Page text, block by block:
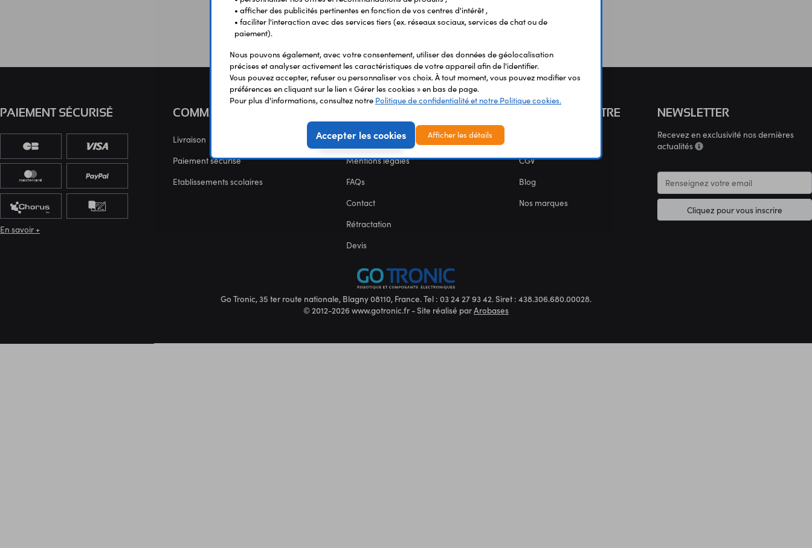
COMMANDE
Livraison
Paiement sécurisé
Etablissements scolaires
Carte des fablabs
Mentions légales
FAQs
Contact
Rétractation
Devis
NOUS CONNAÎTRE
CGV
Blog
Nos marques
NEWSLETTER
Recevez en exclusivité nos dernières
actualités
Cliquez pour vous inscrire
PAIEMENT SÉCURISÉ
En savoir +
Go Tronic, 35 ter route nationale, Blagny 08110, France. Tel : 03 24 27 93 42. Siret : 438.306.680.00028.
© 2012-2026 www.gotronic.fr - Site réalisé parArobases
• afficher des publicités pertinentes en fonction de vos centres d'intérêt ,
• faciliter l'interaction avec des services tiers (ex. réseaux sociaux, services de chat ou de
paiement).
Nous pouvons également, avec votre consentement, utiliser des données de géolocalisation
précises et analyser activement les caractéristiques de votre appareil afin de l'identifier.
Vous pouvez accepter, refuser ou personnaliser vos choix. À tout moment, vous pouvez modifier vos
préférences en cliquant sur le lien « Gérer les cookies » en bas de page.
Pour plus d'informations, consultez notre Politique de confidentialité et notre Politique cookies.
Accepter les cookies Afficher les détails